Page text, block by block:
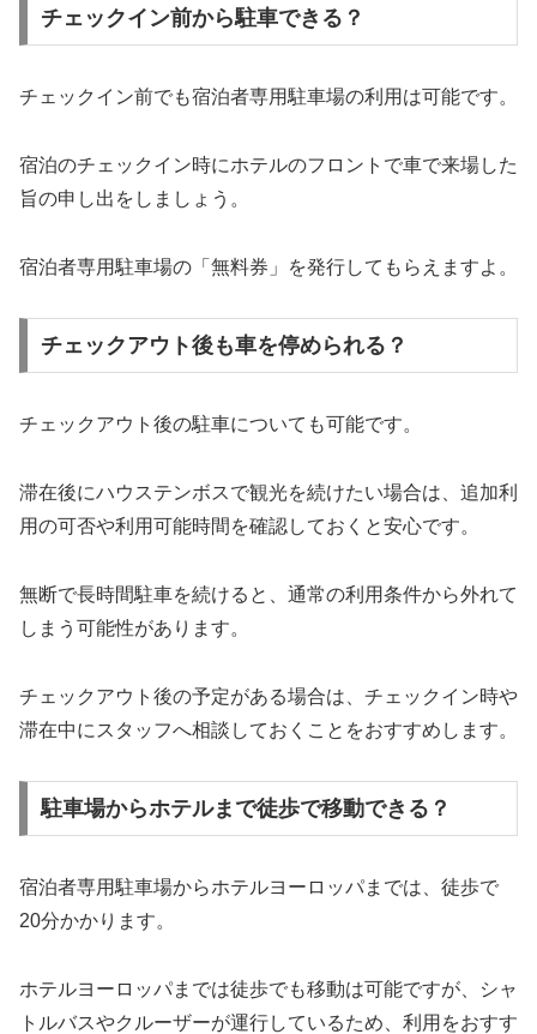
チェックイン前から駐車できる？
チェックイン前でも宿泊者専用駐車場の利用は可能です。
宿泊のチェックイン時にホテルのフロントで車で来場した
旨の申し出をしましょう。
宿泊者専用駐車場の「無料券」を発行してもらえますよ。
チェックアウト後も車を停められる？
チェックアウト後の駐車についても可能です。
滞在後にハウステンボスで観光を続けたい場合は、追加利
用の可否や利用可能時間を確認しておくと安心です。
無断で長時間駐車を続けると、通常の利用条件から外れて
しまう可能性があります。
チェックアウト後の予定がある場合は、チェックイン時や
滞在中にスタッフへ相談しておくことをおすすめします。
駐車場からホテルまで徒歩で移動できる？
宿泊者専用駐車場からホテルヨーロッパまでは、徒歩で
20分かかります。
ホテルヨーロッパまでは徒歩でも移動は可能ですが、シャ
トルバスやクルーザーが運行しているため、利用をおすす